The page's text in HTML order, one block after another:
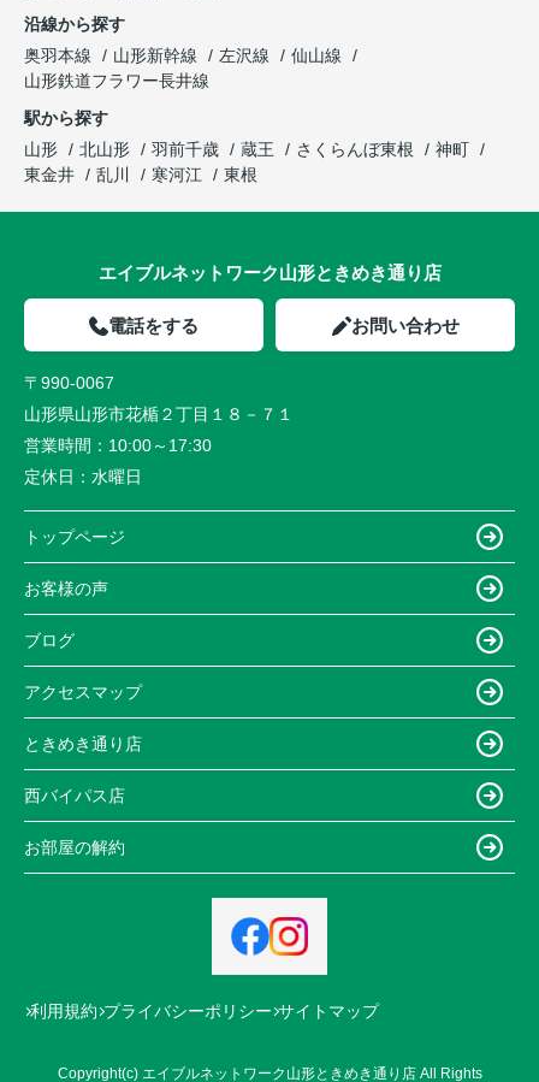
沿線から探す
奥羽本線
山形新幹線 左沢線
仙山線
山形鉄道フラワー長井線
駅から探す
山形
北山形 羽前千歳 蔵王 さくらんぼ東根
神町
東金井
乱川 寒河江 東根
エイブルネットワーク山形ときめき通り店
電話をする お問い合わせ
〒990-0067
山形県山形市花楯２丁目１８－７１
営業時間： 10:00～17:30
定休日： 水曜日
トップページ
お客様の声
ブログ
アクセスマップ
ときめき通り店
西バイパス店
お部屋の解約
利用規約 プライバシーポリシー サイトマップ
Copyright(c) エイブルネットワーク山形ときめき通り店 All Rights